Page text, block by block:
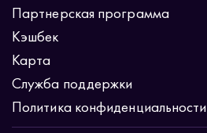
Партнерская программа
Кэшбек
Карта
Служба поддержки
Политика конфиденциальности